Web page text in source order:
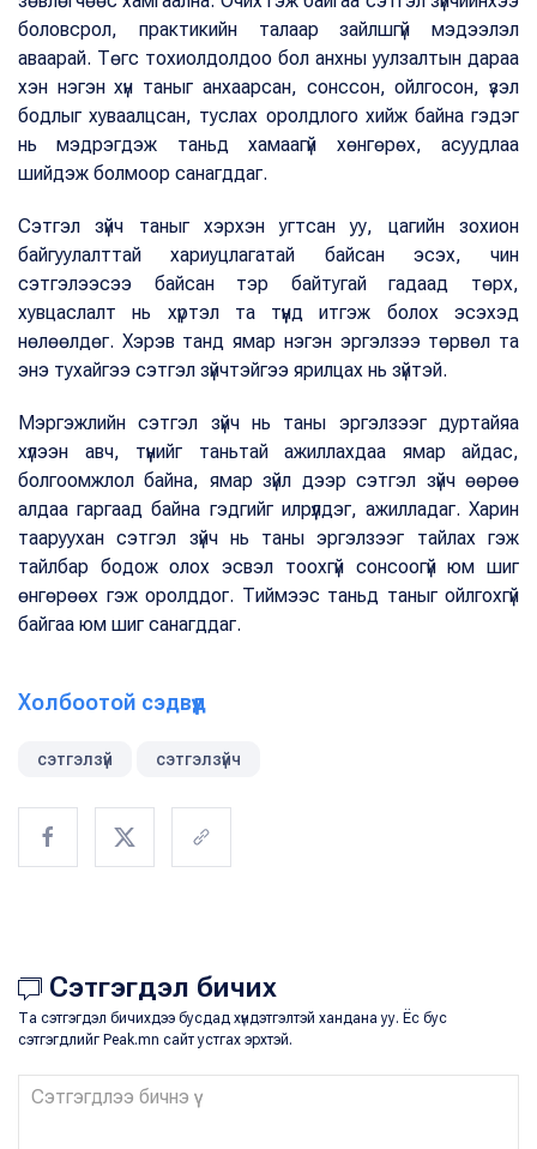
боловсрол, практикийн талаар зайлшгүй мэдээлэл
аваарай. Төгс тохиолдолдоо бол анхны уулзалтын дараа
хэн нэгэн хүн таныг анхаарсан, сонссон, ойлгосон, үзэл
бодлыг хуваалцсан, туслах оролдлого хийж байна гэдэг
нь мэдрэгдэж таньд хамаагүй хөнгөрөх, асуудлаа
шийдэж болмоор санагддаг.
Сэтгэл зүйч таныг хэрхэн угтсан уу, цагийн зохион
байгуулалттай хариуцлагатай байсан эсэх, чин
сэтгэлээсээ байсан тэр байтугай гадаад төрх,
хувцаслалт нь хүртэл та түүнд итгэж болох эсэхэд
нөлөөлдөг. Хэрэв танд ямар нэгэн эргэлзээ төрвөл та
энэ тухайгээ сэтгэл зүйчтэйгээ ярилцах нь зүйтэй.
Мэргэжлийн сэтгэл зүйч нь таны эргэлзээг дуртайяа
хүлээн авч, түүнийг таньтай ажиллахдаа ямар айдас,
болгоомжлол байна, ямар зүйл дээр сэтгэл зүйч өөрөө
алдаа гаргаад байна гэдгийг илрүүлдэг, ажилладаг. Харин
тааруухан сэтгэл зүйч нь таны эргэлзээг тайлах гэж
тайлбар бодож олох эсвэл тоохгүй сонсоогүй юм шиг
өнгөрөөх гэж оролддог. Тиймээс таньд таныг ойлгохгүй
байгаа юм шиг санагддаг.
Холбоотой сэдвүүд
сэтгэлзүй сэтгэлзүйч
Сэтгэгдэл бичих
Та сэтгэгдэл бичихдээ бусдад хүндэтгэлтэй хандана уу. Ёс бус
сэтгэгдлийг Peak.mn сайт устгах эрхтэй.